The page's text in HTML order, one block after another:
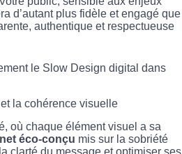
d’autant plus fidèle et engagé que
authentique et respectueuse
le Slow Design digital dans
la cohérence visuelle
où chaque élément visuel a sa
éco-conçu mis sur la sobriété
clarté du message et optimiser ses